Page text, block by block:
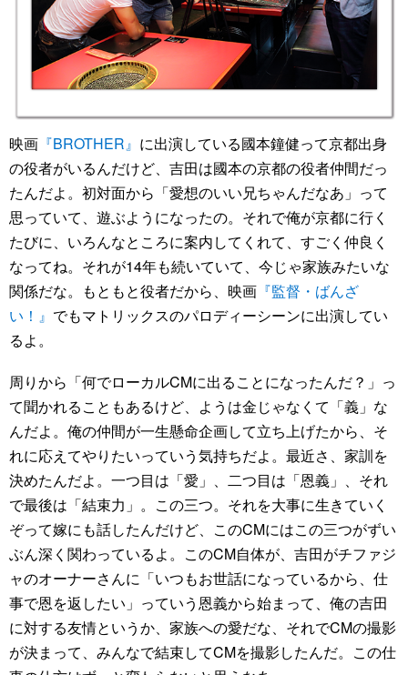
映画 『BROTHER』 に出演している國本鐘健って京都出身
の役者がいるんだけど、吉田は國本の京都の役者仲間だっ
たんだよ。初対面から「愛想のいい兄ちゃんだなあ」って
思っていて、遊ぶようになったの。それで俺が京都に行く
たびに、いろんなところに案内してくれて、すごく仲良く
なってね。それが14年も続いていて、今じゃ家族みたいな
関係だな。もともと役者だから、映画 『監督・ばんざ
い！』 でもマトリックスのパロディーシーンに出演してい
るよ。
周りから「何でローカルCMに出ることになったんだ？」っ
て聞かれることもあるけど、ようは金じゃなくて「義」な
んだよ。俺の仲間が一生懸命企画して立ち上げたから、そ
れに応えてやりたいっていう気持ちだよ。最近さ、家訓を
決めたんだよ。一つ目は「愛」、二つ目は「恩義」、それ
で最後は「結束力」。この三つ。それを大事に生きていく
ぞって嫁にも話したんだけど、このCMにはこの三つがずい
ぶん深く関わっているよ。このCM自体が、吉田がチファジ
ャのオーナーさんに「いつもお世話になっているから、仕
事で恩を返したい」っていう恩義から始まって、俺の吉田
に対する友情というか、家族への愛だな、それでCMの撮影
が決まって、みんなで結束してCMを撮影したんだ。この仕